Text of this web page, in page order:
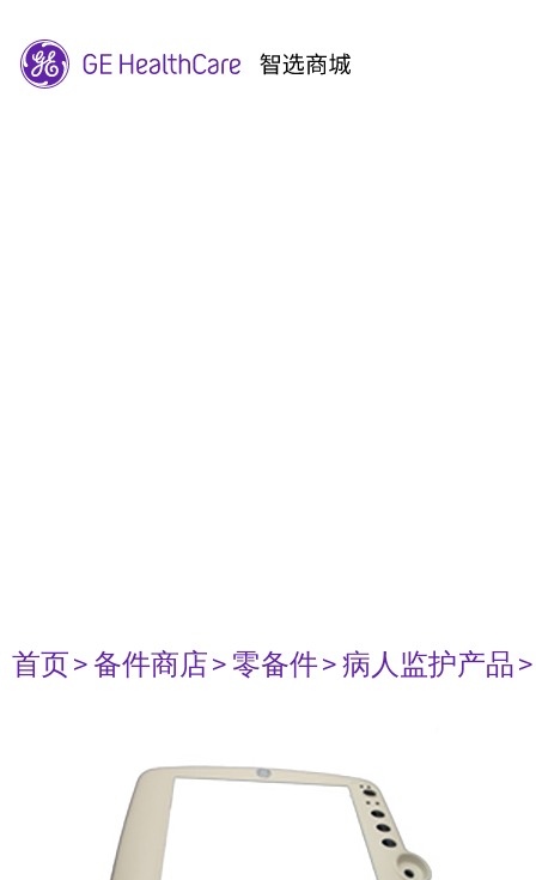
首页> 备件商店> 零备件> 病人监护产品